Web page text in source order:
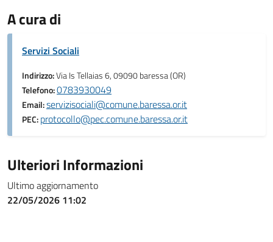
A cura di
Servizi Sociali
Indirizzo:Via Is Tellaias 6, 09090 baressa (OR)
Telefono:0783930049
Email:servizisociali@comune.baressa.or.it
PEC:protocollo@pec.comune.baressa.or.it
Ulteriori Informazioni
Ultimo aggiornamento
22/05/2026 11:02